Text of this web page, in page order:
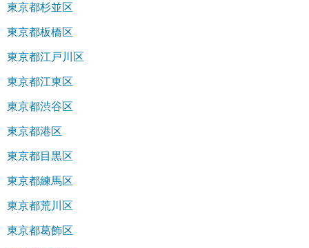
東京都杉並区
東京都板橋区
東京都江戸川区
東京都江東区
東京都渋谷区
東京都港区
東京都目黒区
東京都練馬区
東京都荒川区
東京都葛飾区